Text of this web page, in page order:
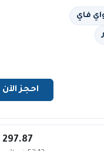
فاي
احجز الآن
297.87